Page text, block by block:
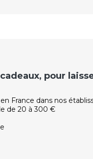
pour
France dans nos
de 20 à 300 €